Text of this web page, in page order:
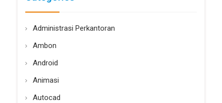
Administrasi Perkantoran
Ambon
Android
Animasi
Autocad